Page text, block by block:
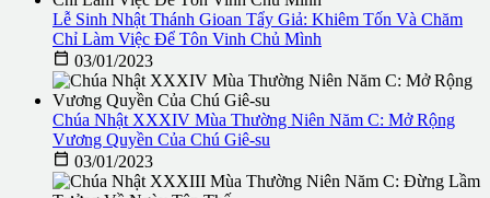
Lễ Sinh Nhật Thánh Gioan Tẩy Giả: Khiêm Tốn Và Chăm
Chỉ Làm Việc Để Tôn Vinh Chủ Mình
 03/01/2023
Chúa Nhật XXXIV Mùa Thường Niên Năm C: Mở Rộng
Vương Quyền Của Chú Giê-su
 03/01/2023